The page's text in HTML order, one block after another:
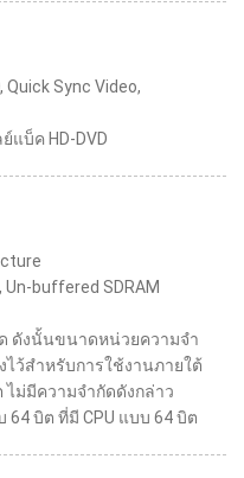
Quick Sync Video,
แบ็ค HD-DVD
buffered SDRAM
ดังนั้นขนาดหน่วยความจำ
ไว้สำหรับการใช้งานภายใต้
ไม่มีความจำกัดดังกล่าว
64 บิต ที่มี CPU แบบ 64 บิต